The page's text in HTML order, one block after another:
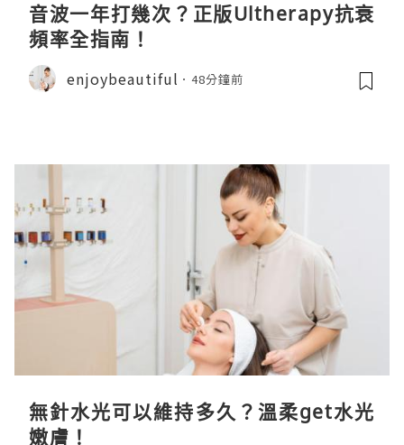
音波一年打幾次？正版Ultherapy抗衰
頻率全指南！
enjoybeautiful 48分鐘前
無針水光可以維持多久？溫柔get水光
嫩膚！